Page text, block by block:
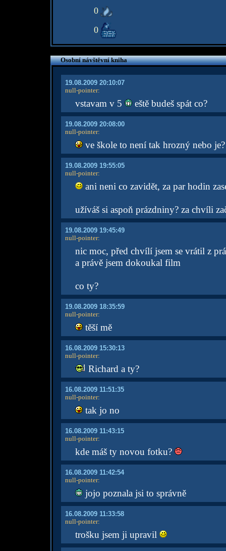
0
0
Osobní návštěvní kniha
19.08.2009 20:10:07
null-pointer:
vstavam v 5 eště budeš spát co?
19.08.2009 20:08:00
null-pointer:
ve škole to není tak hrozný nebo
19.08.2009 19:55:05
null-pointer:
ani neni co zavidět, za par hodin
užíváš si aspoň prázdniny? za chvíli
19.08.2009 19:45:49
null-pointer:
nic moc, před chvílí jsem se vrátil z
a právě jsem dokoukal film
co ty?
19.08.2009 18:35:59
null-pointer:
těší mě
16.08.2009 15:30:13
null-pointer:
Richard a ty?
16.08.2009 11:51:35
null-pointer:
tak jo no
16.08.2009 11:43:15
null-pointer:
kde máš ty novou fotku?
16.08.2009 11:42:54
null-pointer:
jojo poznala jsi to správně
16.08.2009 11:33:58
null-pointer:
trošku jsem ji upravil